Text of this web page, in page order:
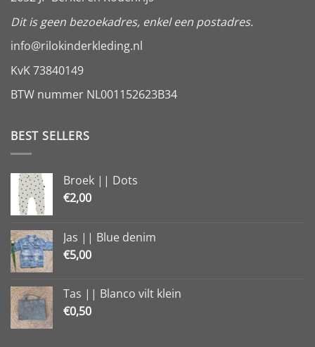
Dit is geen bezoekadres, enkel een postadres.
info@rilokinderkleding.nl
KvK 73840149
BTW nummer NL001152623B34
BEST SELLERS
Broek || Dots
€2,00
Jas || Blue denim
€5,00
Tas || Blanco vilt klein
€0,50